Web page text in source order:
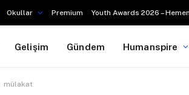
Okullar Premium Youth Awards 2026 –
Gelişim Gündem Humanspire
mülakat